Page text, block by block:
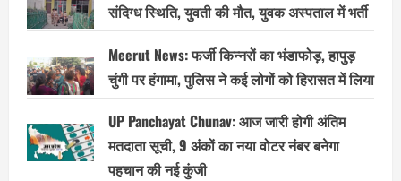
संदिग्ध स्थिति, युवती की मौत, युवक अस्पताल में भर्ती
Meerut News: फर्जी किन्नरों का भंडाफोड़, हापुड़
चुंगी पर हंगामा, पुलिस ने कई लोगों को हिरासत में लिया
UP Panchayat Chunav: आज जारी होगी अंतिम
मतदाता सूची, 9 अंकों का नया वोटर नंबर बनेगा
पहचान की नई कुंजी